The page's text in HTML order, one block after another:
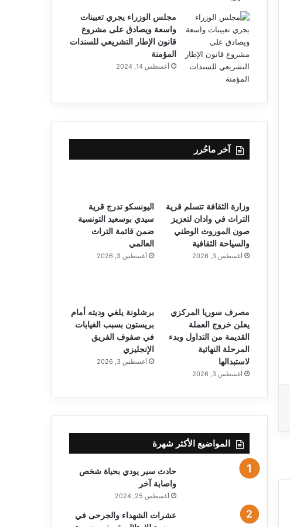
مجلس الوزراء يجري تعيينات
واسعة ويصادق على مشروع
قانون الإطار التشريعي للسندات
المؤمنة
أغسطس 14, 2024
آخر ماحُرر
وزارة الثقافة تتسلم قرية
التراث في وادان لتعزيز
صون الموروث الوطني
والسياحة الثقافية
أغسطس 3, 2026
اليونسكو تدرج قرية
سيدي بوسعيد التونسية
ضمن قائمة التراث
العالمي
أغسطس 3, 2026
مصرف سوريا المركزي
يعلن خروج العملة
القديمة من التداول وبدء
المرحلة النهائية
لاستبدالها
أغسطس 3, 2026
برشلونة يلغي وديته أمام
بريستون بسبب الغيابات
في صفوف الفريق
الإنجليزي
أغسطس 3, 2026
المواضيع الأكثر شهرة
حادث سير يودي بحياة شخص
واصابة آخر
أغسطس 25, 2024
عشرات الشهداء والجرحى في